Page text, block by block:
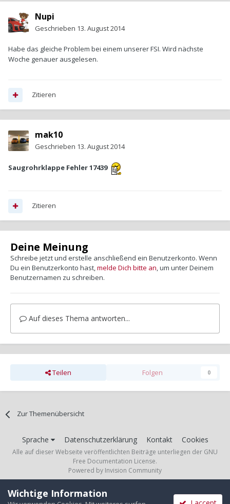
Nupi
Geschrieben 13. August 2014
Habe das gleiche Problem bei einem unserer FSI. Wird nächste
Woche genauer ausgelesen.
Zitieren
mak10
Geschrieben 13. August 2014
Saugrohrklappe Fehler 17439
Zitieren
Deine Meinung
Schreibe jetzt und erstelle anschließend ein Benutzerkonto. Wenn
Du ein Benutzerkonto hast,melde Dich bitte an, um unter Deinem
Benutzernamen zu schreiben.
Auf dieses Thema antworten...
Teilen Folgen 0
Zur Themenübersicht
Sprache Datenschutzerklärung Kontakt Cookies
Alle auf dieser Webseite veröffentlichten Beiträge unterliegen der GNU
Free Documentation License.
Powered by Invision Community
Wichtige Information